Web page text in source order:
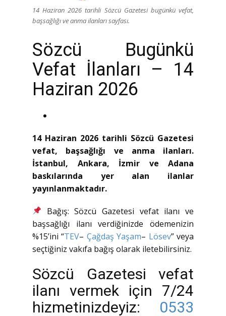
14 Haziran 2026 tarihli Sözcü Gazetesi bugünkü vefat,
başsağlığı ve anma ilanları sayfası.
Sözcü Bugünkü
Vefat İlanları – 14
Haziran 2026
14 Haziran 2026 tarihli Sözcü Gazetesi
vefat, başsağlığı ve anma ilanları.
İstanbul, Ankara, İzmir ve Adana
baskılarında yer alan ilanlar
yayınlanmaktadır.
Bağış: Sözcü Gazetesi vefat ilanı ve
başsağlığı ilanı verdiğinizde ödemenizin
%15’ini “TEV– Çağdaş Yaşam– Lösev” veya
seçtiğiniz vakıfa bağış olarak iletebilirsiniz.
Sözcü Gazetesi vefat
ilanı vermek için 7/24
hizmetinizdeyiz: 0533